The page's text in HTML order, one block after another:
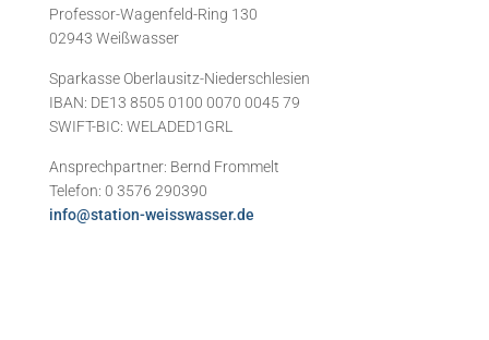
Professor-Wagenfeld-Ring 130
02943 Weißwasser
Sparkasse Oberlausitz-Niederschlesien
IBAN: DE13 8505 0100 0070 0045 79
SWIFT-BIC: WELADED1GRL
Ansprechpartner: Bernd Frommelt
Telefon: 0 3576 290390
info@station-weisswasser.de